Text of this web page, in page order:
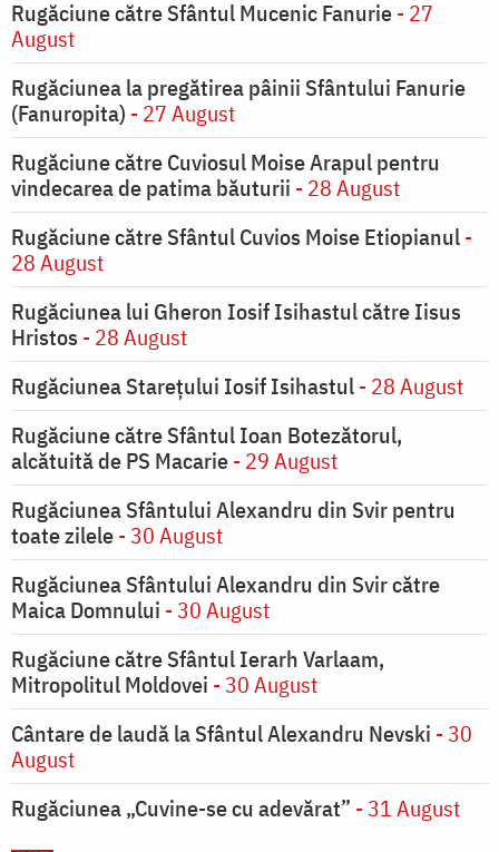
Rugăciune către Sfântul Mucenic Fanurie- 27
August
Rugăciunea la pregătirea pâinii Sfântului Fanurie
(Fanuropita) - 27 August
Rugăciune către Cuviosul Moise Arapul pentru
vindecarea de patima băuturii - 28 August
Rugăciune către Sfântul Cuvios Moise Etiopianul-
28 August
Rugăciunea lui Gheron Iosif Isihastul către Iisus
Hristos - 28 August
Rugăciunea Starețului Iosif Isihastul- 28 August
Rugăciune către Sfântul Ioan Botezătorul,
alcătuită de PS Macarie- 29 August
Rugăciunea Sfântului Alexandru din Svir pentru
toate zilele- 30 August
Rugăciunea Sfântului Alexandru din Svir către
Maica Domnului - 30 August
Rugăciune către Sfântul Ierarh Varlaam,
Mitropolitul Moldovei - 30 August
Cântare de laudă la Sfântul Alexandru Nevski - 30
August
Rugăciunea „Cuvine-se cu adevărat” - 31 August